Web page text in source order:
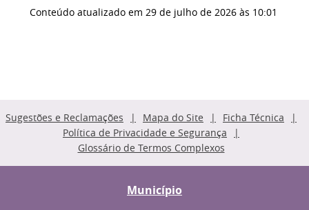
Conteúdo atualizado em 29 de julho de 2026 às 10:01
Sugestões e Reclamações Mapa do Site
Ficha Técnica
Política de Privacidade e Segurança
Glossário de Termos Complexos
Município